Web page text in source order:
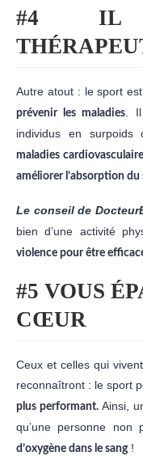
#4 IL
Autre atout : le sport
prévenir les maladies
.
individus en surpoids
maladies
améliorer l’absorption du
Le conseil de
bien d’une activité
violence pour être
#5 VOUS
CŒUR
Ceux et celles qui
reconnaîtront : le sport
plus performant. Ainsi,
qu’une personne non
d’oxygène dans le sang!